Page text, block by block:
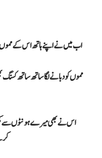
اب میں نے اپنے ہاتھ اس کے مموں
مموں کو دبانے لگا ساتھ ساتھ
اس نے بھی میرے ہونٹوں سے